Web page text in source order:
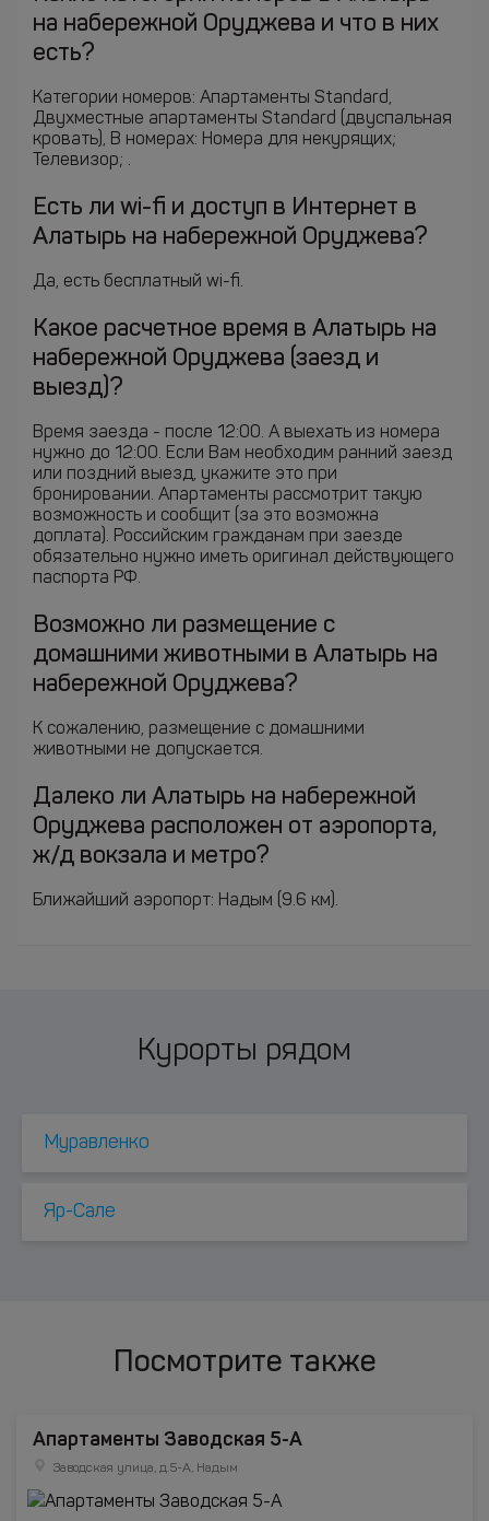
на набережной Оруджева и что в них
есть?
Категории номеров: Апартаменты Standard,
Двухместные апартаменты Standard (двуспальная
кровать), В номерах: Номера для некурящих;
Телевизор; .
Есть ли wi-fi и доступ в Интернет в
Алатырь на набережной Оруджева?
Да, есть бесплатный wi-fi.
Какое расчетное время в Алатырь на
набережной Оруджева (заезд и
выезд)?
Время заезда - после 12:00. А выехать из номера
нужно до 12:00. Если Вам необходим ранний заезд
или поздний выезд, укажите это при
бронировании. Апартаменты рассмотрит такую
возможность и сообщит (за это возможна
доплата). Российским гражданам при заезде
обязательно нужно иметь оригинал действующего
паспорта РФ.
Возможно ли размещение с
домашними животными в Алатырь на
набережной Оруджева?
К сожалению, размещение с домашними
животными не допускается.
Далеко ли Алатырь на набережной
Оруджева расположен от аэропорта,
ж/д вокзала и метро?
Ближайший аэропорт: Надым (9.6 км).
Курорты рядом
Муравленко
Яр-Сале
Посмотрите также
Апартаменты Заводская 5-А
Заводская улица, д.5-А, Надым